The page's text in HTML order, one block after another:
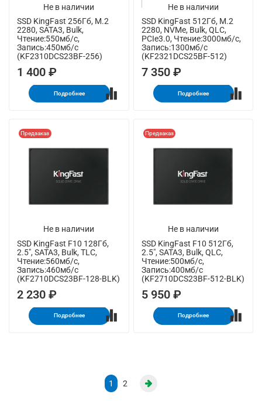
Не в наличии
SSD KingFast 256Гб, M.2
2280, SATA3, Bulk,
Чтение:550мб/с,
Запись:450мб/с
(KF2310DCS23BF-256)
1 400 ₽
Подробнее
Не в наличии
SSD KingFast 512Гб, M.2
2280, NVMe, Bulk, QLC,
PCIe3.0, Чтение:3000мб/с,
Запись:1300мб/с
(KF2321DCS25BF-512)
7 350 ₽
Подробнее
Не в наличии
Предзаказ
SSD KingFast F10 128Гб,
2.5", SATA3, Bulk, TLC,
Чтение:560мб/с,
Запись:460мб/с
(KF2710DCS23BF-128-BLK)
2 230 ₽
Подробнее
Не в наличии
Предзаказ
SSD KingFast F10 512Гб,
2.5", SATA3, Bulk, QLC,
Чтение:500мб/с,
Запись:400мб/с
(KF2710DCS23BF-512-BLK)
5 950 ₽
Подробнее
1 2